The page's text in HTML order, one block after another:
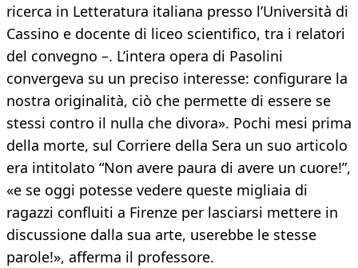
ricerca in Letteratura italiana presso l’Università di
Cassino e docente di liceo scientifico, tra i relatori
del convegno –. L’intera opera di Pasolini
convergeva su un preciso interesse: configurare la
nostra originalità, ciò che permette di essere se
stessi contro il nulla che divora». Pochi mesi prima
della morte, sul Corriere della Sera un suo articolo
era intitolato “Non avere paura di avere un cuore!”,
«e se oggi potesse vedere queste migliaia di
ragazzi confluiti a Firenze per lasciarsi mettere in
discussione dalla sua arte, userebbe le stesse
parole!», afferma il professore.